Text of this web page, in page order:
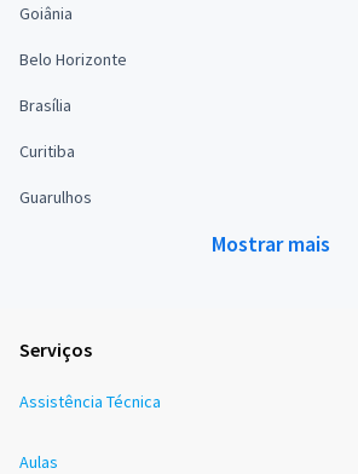
Goiânia
Belo Horizonte
Brasília
Curitiba
Guarulhos
Mostrar mais
Serviços
Assistência Técnica
Aulas